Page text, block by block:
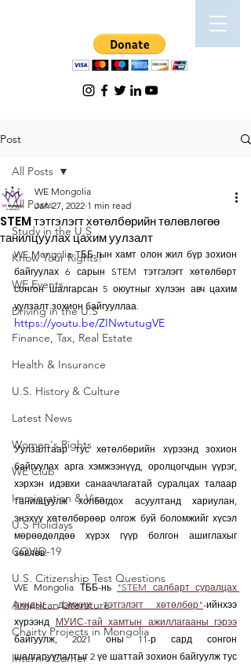
Post
All Posts
Study in the U.S
Know Your Rights!
WE Events
Driving in the U.S
Finance, Tax, Real Estate
Health & Insurance
U.S. History & Culture
Latest News
Women's Rights
WE Club
Immigration & Visa
U.S Holidays
COVID-19
U.S. Citizenship Test Questions
American Literature
Chairty Projects in Mongolia
Intern's Corner
All Posts
STEM тэтгэлэгт хөтөлбөрийн төлөвлөгөө
танилцуулах цахим уулзалт
WE Mongolia
Jan 27, 2022 1 min read
WE Mongolia TББ-гын хамт олон жил бүр зохион
байгуулах 6 сарын STEM тэтгэлэгт хөтөлбөрт
сонгон шалгарсан 5 оюутныг хүлээн авч цахим
уулзалт зохион байгууллаа.
https://youtu.be/ZINwtutugVE
Уулзалтаар тус хөтөлбөрийн хүрээнд зохион
байгуулах арга хэмжээнүүд, оролцогчдын үүрэг,
хэрхэн идэвхи санаачлагатай суралцах талаар
танилцуулж холбогдох асуултанд хариулан,
энэхүү хөтөлбөрөөр олгож буй боломжийг хүсэл
мөрөөдөлдөө хүрэх гүүр болгон ашиглахыг
зөвлөв.
WE Mongolia ТББ-нь "STEM салбарт суралцах
охидыг дэмжих тэтгэлэгт хөтөлбөр"-ийнхээ
хүрээнд МУИС-тай хамтын ажиллагааны гэрээ
байгуулж, 2021 оны 11-р сард сонгон
шалгаруулалтыг 2 үе шаттай зохион байгуулж тус